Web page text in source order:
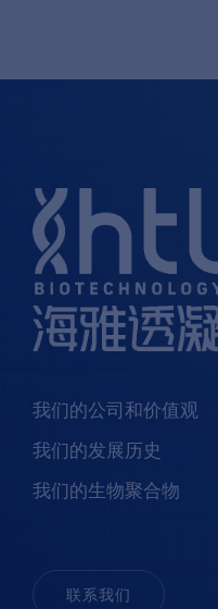
我们的公司和价值观
我们的发展历史
我们的生物聚合物
联系我们